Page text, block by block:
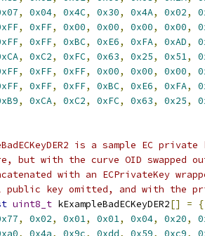
, 0x04, 0x4C, 0x30, 0x4A, 0x02,
, 0xFF, 0x00, 0x00, 0x00, 0x00,
, 0xFF, 0xBC, 0xE6, 0xFA, 0xAD,
, 0xC2, 0xFC, 0x63, 0x25, 0x51,
, 0xFF, 0xFF, 0x00, 0x00, 0x00,
, 0xFF, 0xFF, 0xBC, 0xE6, 0xFA,
, 0xCA, 0xC2, 0xFC, 0x63, 0x25,
is a sample EC
but with the curve OID
with an ECPrivateKey
key omitted, and with the
uint8_t kExampleBadECKeyDER2[] =
{
, 0x02, 0x01, 0x01, 0x04, 0x20,
, 0x4a, 0x9c, 0xdd, 0x59, 0xc9,